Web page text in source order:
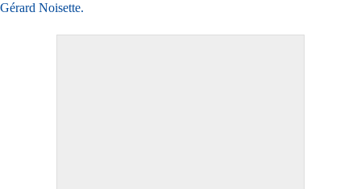
Gérard Noisette.